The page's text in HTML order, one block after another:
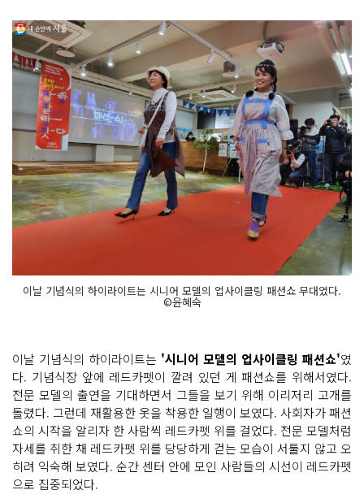
이날 기념식의 하이라이트는 시니어 모델의 업사이클링 패션쇼 무대였다.
©윤혜숙
이날 기념식의 하이라이트는 '시니어 모델의 업사이클링 패션쇼'였
다. 기념식장 앞에 레드카펫이 깔려 있던 게 패션쇼를 위해서였다.
전문 모델의 출연을 기대하면서 그들을 보기 위해 이리저리 고개를
돌렸다. 그런데 재활용한 옷을 착용한 일행이 보였다. 사회자가 패션
쇼의 시작을 알리자 한 사람씩 레드카펫 위를 걸었다. 전문 모델처럼
자세를 취한 채 레드카펫 위를 당당하게 걷는 모습이 서툴지 않고 오
히려 익숙해 보였다. 순간 센터 안에 모인 사람들의 시선이 레드카펫
으로 집중되었다.